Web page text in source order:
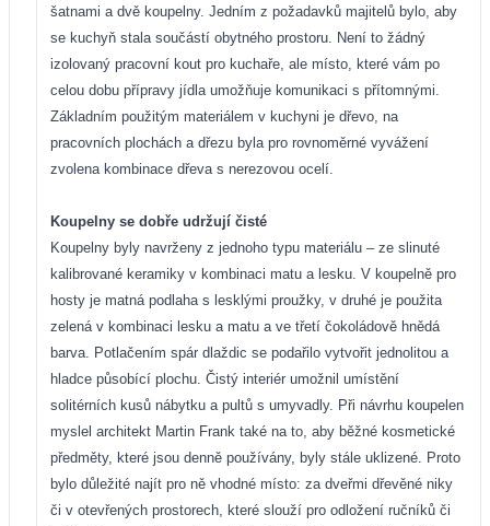
šatnami a dvě koupelny. Jedním z požadavků majitelů bylo, aby
se kuchyň stala součástí obytného prostoru. Není to žádný
izolovaný pracovní kout pro kuchaře, ale místo, které vám po
celou dobu přípravy jídla umožňuje komunikaci s přítomnými.
Základním použitým materiálem v kuchyni je dřevo, na
pracovních plochách a dřezu byla pro rovnoměrné vyvážení
zvolena kombinace dřeva s nerezovou ocelí.
Koupelny se dobře udržují čisté
Koupelny byly navrženy z jednoho typu materiálu – ze slinuté
kalibrované keramiky v kombinaci matu a lesku. V koupelně pro
hosty je matná podlaha s lesklými proužky, v druhé je použita
zelená v kombinaci lesku a matu a ve třetí čokoládově hnědá
barva. Potlačením spár dlaždic se podařilo vytvořit jednolitou a
hladce působící plochu. Čistý interiér umožnil umístění
solitérních kusů nábytku a pultů s umyvadly. Při návrhu koupelen
myslel architekt Martin Frank také na to, aby běžné kosmetické
předměty, které jsou denně používány, byly stále uklizené. Proto
bylo důležité najít pro ně vhodné místo: za dveřmi dřevěné niky
či v otevřených prostorech, které slouží pro odložení ručníků či